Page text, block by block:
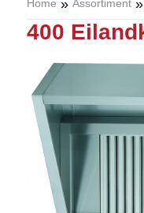
Home » Assortiment »
400